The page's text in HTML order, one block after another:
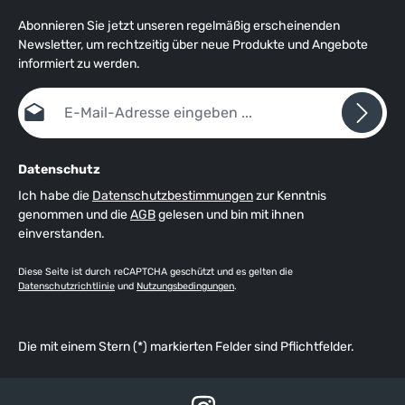
Abonnieren Sie jetzt unseren regelmäßig erscheinenden
Newsletter, um rechtzeitig über neue Produkte und Angebote
informiert zu werden.
E-Mail-Adresse*
Datenschutz
Ich habe die Datenschutzbestimmungenzur Kenntnis
genommen und dieAGBgelesen und bin mit ihnen
einverstanden.
Diese Seite ist durch reCAPTCHA geschützt und es gelten die
Datenschutzrichtlinie und Nutzungsbedingungen.
Die mit einem Stern (*) markierten Felder sind Pflichtfelder.